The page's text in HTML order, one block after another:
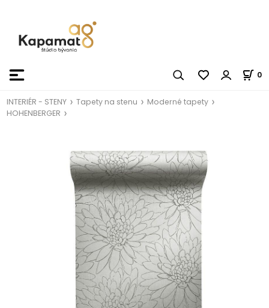
0
INTERIÉR - STENY Tapety na stenu
Moderné tapety
HOHENBERGER